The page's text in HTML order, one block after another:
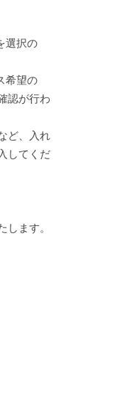
選択の
希望の
認が行わ
ど、入れ
してくだ
ます。